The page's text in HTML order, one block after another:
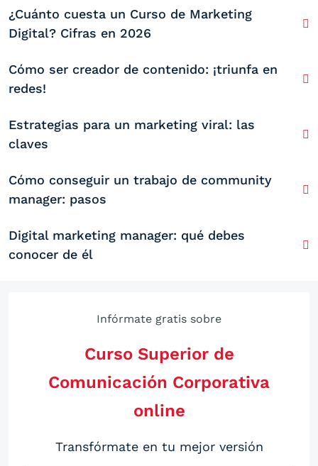
¿Cuánto cuesta un Curso de Marketing
Digital? Cifras en 2026
Cómo ser creador de contenido: ¡triunfa en
redes!
Estrategias para un marketing viral: las
claves
Cómo conseguir un trabajo de community
manager: pasos
Digital marketing manager: qué debes
conocer de él
Infórmate gratis sobre
Curso Superior de
Comunicación Corporativa
online
Transfórmate en tu mejor versión